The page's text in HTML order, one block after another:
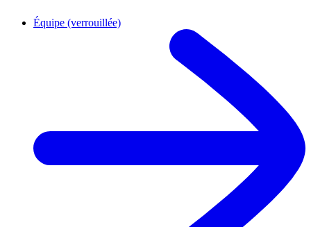
Équipe (verrouillée)